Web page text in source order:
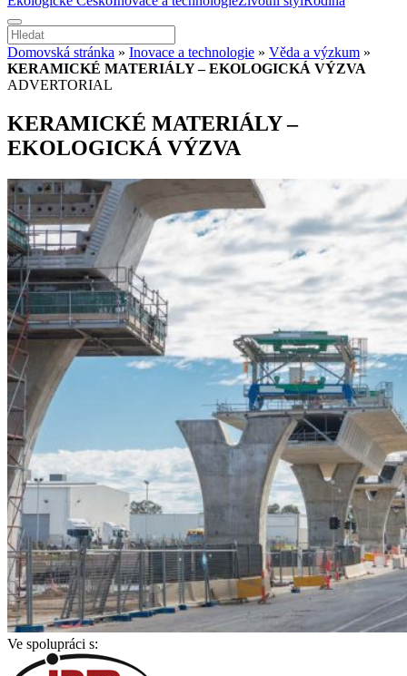
Domovská stránka » Inovace a technologie » Věda a výzkum »
KERAMICKÉ MATERIÁLY – EKOLOGICKÁ VÝZVA
ADVERTORIAL
KERAMICKÉ MATERIÁLY –
EKOLOGICKÁ VÝZVA
Ve spolupráci s: